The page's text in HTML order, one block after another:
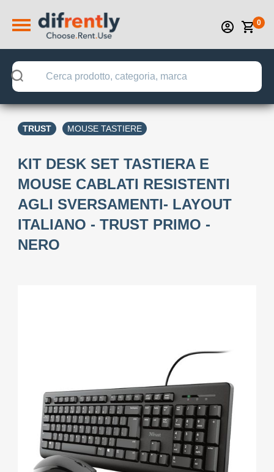
0
TRUST MOUSE TASTIERE
KIT DESK SET TASTIERA E
MOUSE CABLATI RESISTENTI
AGLI SVERSAMENTI- LAYOUT
ITALIANO - TRUST PRIMO -
NERO